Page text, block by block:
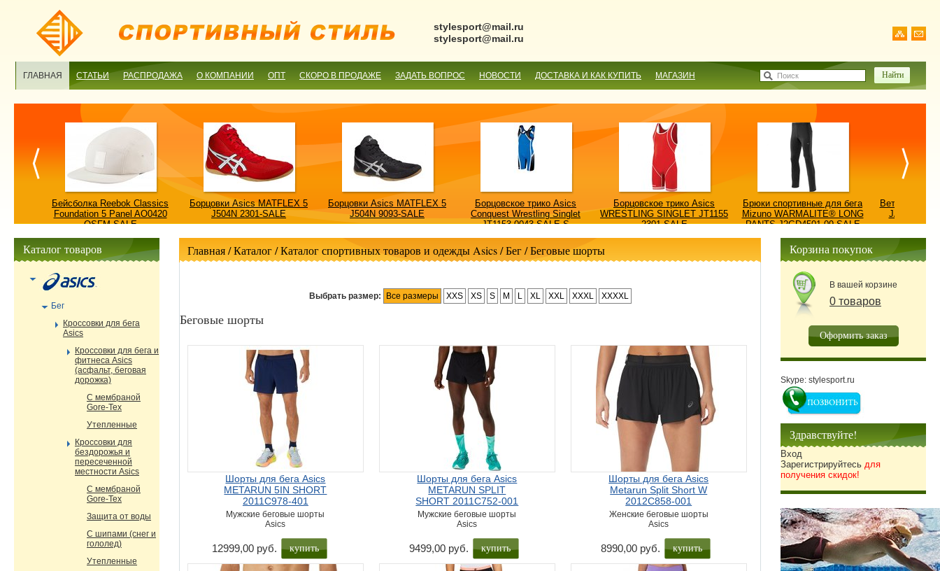
stylesport@mail.ru
stylesport@mail.ru
ГЛАВНАЯ СТАТЬИ РАСПРОДАЖА О КОМПАНИИ ОПТ СКОРО В ПРОДАЖЕ ЗАДАТЬ ВОПРОС НОВОСТИ ДОСТАВКА И КАК КУПИТЬ МАГАЗИН Поиск
Бейсболка Reebok Classics
Foundation 5 Panel AO0420
OSFM-SALE
Борцовки Asics MATFLEX 5
J504N 2301-SALE
Борцовки Asics MATFLEX 5
J504N 9093-SALE
Борцовское трико Asics
Conquest Wrestling Singlet
JT1153 0043-SALE-S
Борцовское трико Asics
WRESTLING SINGLET JT1155
2301-SALE
Брюки спортивные для бега
Mizuno WARMALITE® LONG
PANTS J2GD4501-09-SALE
Ветровка
JACKET/
Главная/ Каталог /Каталог спортивных товаров и одежды Asics/Бег/Беговые шорты
Выбрать размер: Все размеры XXS XS S M L XL XXL XXXL XXXXL
Беговые шорты
Шорты для бега Asics
METARUN 5IN SHORT
2011C978-401
Мужские беговые шорты
Asics
12999,00 руб. купить
Шорты для бега Asics
METARUN SPLIT
SHORT 2011C752-001
Мужские беговые шорты
Asics
9499,00 руб. купить
Шорты для бега Asics
Metarun Split Short W
2012C858-001
Женские беговые шорты
Asics
8990,00 руб. купить
Каталог товаров
Бег
Кроссовки для бега
Asics
Кроссовки для бега и
фитнеса Asics
(асфальт, беговая
дорожка)
С мембраной
Gore-Tex
Утепленные
Кроссовки для
бездорожья и
пересеченной
местности Asics
С мембраной
Gore-Tex
Защита от воды
С шипами (снег и
гололед)
Утепленные
Корзина покупок
В вашей корзине
0 товаров
Оформить заказ
Skype: stylesport.ru
Здравствуйте!
Вход
Зарегистрируйтесь для
получения скидок!